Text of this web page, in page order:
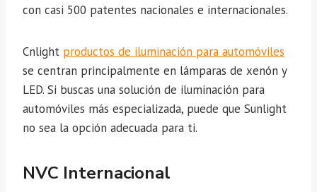
con casi 500 patentes nacionales e internacionales.
Cnlight productos de iluminación para automóviles
se centran principalmente en lámparas de xenón y
LED. Si buscas una solución de iluminación para
automóviles más especializada, puede que Sunlight
no sea la opción adecuada para ti.
NVC Internacional